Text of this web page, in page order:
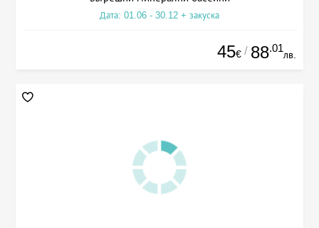
Дата: 01.06 - 30.12 + закуска
45€ / 88.01
лв.